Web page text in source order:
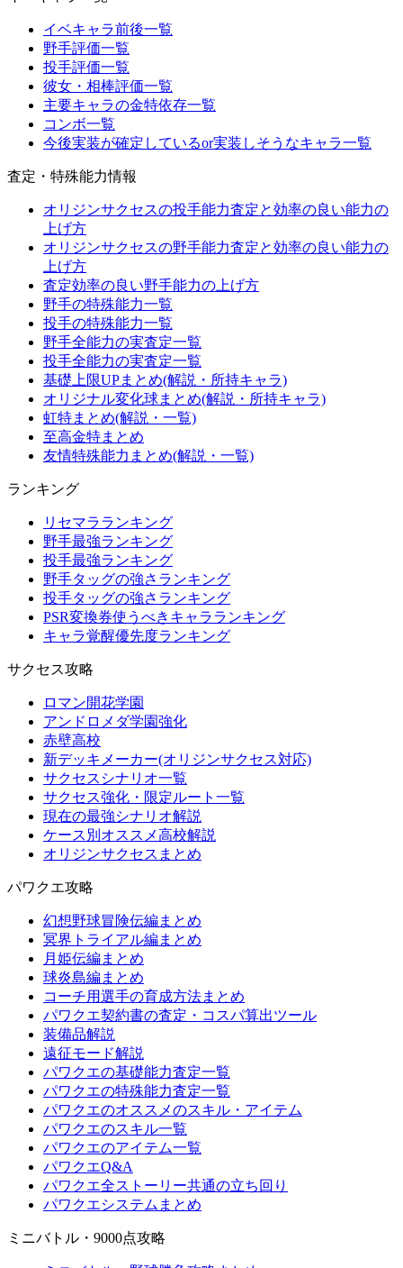
イベキャラ前後一覧
野手評価一覧
投手評価一覧
彼女・相棒評価一覧
主要キャラの金特依存一覧
コンボ一覧
今後実装が確定しているor実装しそうなキャラ一覧
査定・特殊能力情報
オリジンサクセスの投手能力査定と効率の良い能力の
上げ方
オリジンサクセスの野手能力査定と効率の良い能力の
上げ方
査定効率の良い野手能力の上げ方
野手の特殊能力一覧
投手の特殊能力一覧
野手全能力の実査定一覧
投手全能力の実査定一覧
基礎上限UPまとめ(解説・所持キャラ)
オリジナル変化球まとめ(解説・所持キャラ)
虹特まとめ(解説・一覧)
至高金特まとめ
友情特殊能力まとめ(解説・一覧)
ランキング
リセマラランキング
野手最強ランキング
投手最強ランキング
野手タッグの強さランキング
投手タッグの強さランキング
PSR変換券使うべきキャラランキング
キャラ覚醒優先度ランキング
サクセス攻略
ロマン開花学園
アンドロメダ学園強化
赤壁高校
新デッキメーカー(オリジンサクセス対応)
サクセスシナリオ一覧
サクセス強化・限定ルート一覧
現在の最強シナリオ解説
ケース別オススメ高校解説
オリジンサクセスまとめ
パワクエ攻略
幻想野球冒険伝編まとめ
冥界トライアル編まとめ
月姫伝編まとめ
球炎島編まとめ
コーチ用選手の育成方法まとめ
パワクエ契約書の査定・コスパ算出ツール
装備品解説
遠征モード解説
パワクエの基礎能力査定一覧
パワクエの特殊能力査定一覧
パワクエのオススメのスキル・アイテム
パワクエのスキル一覧
パワクエのアイテム一覧
パワクエQ&A
パワクエ全ストーリー共通の立ち回り
パワクエシステムまとめ
ミニバトル・9000点攻略